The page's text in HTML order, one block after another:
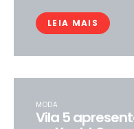
LEIA MAIS
MODA
Vila 5